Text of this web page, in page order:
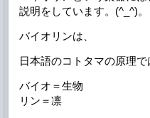
説明をしています。(^_^)。
バイオリンは、
日本語のコトタマの原理で
バイオ＝生物
リン＝凛